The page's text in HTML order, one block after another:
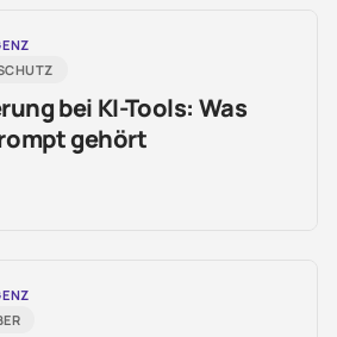
bei KI-Tools: Was
gehört